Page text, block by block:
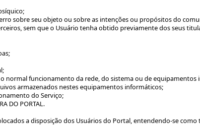
sobre seu objeto ou sobre as intenções ou propósitos do
sem que o Usuário tenha obtido previamente dos seus
normal funcionamento da rede, do sistema ou de equipamentos
armazenados nestes equipamentos informáticos;
do Serviço;
DO PORTAL.
a disposição dos Usuários do Portal, entendendo-se como